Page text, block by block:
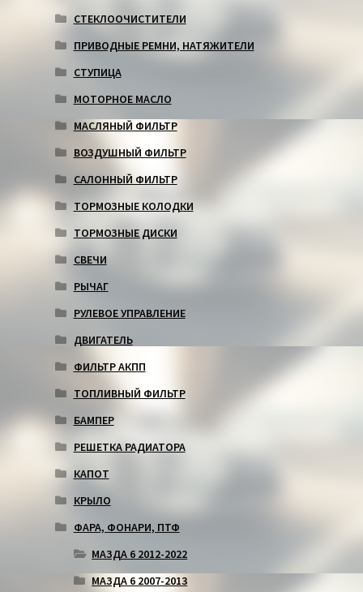
СТЕКЛООЧИСТИТЕЛИ
ПРИВОДНЫЕ РЕМНИ, НАТЯЖИТЕЛИ
СТУПИЦА
МОТОРНОЕ МАСЛО
МАСЛЯНЫЙ ФИЛЬТР
ВОЗДУШНЫЙ ФИЛЬТР
САЛОННЫЙ ФИЛЬТР
ТОРМОЗНЫЕ КОЛОДКИ
ТОРМОЗНЫЕ ДИСКИ
СВЕЧИ
РЫЧАГ
РУЛЕВОЕ УПРАВЛЕНИЕ
ДВИГАТЕЛЬ
ФИЛЬТР АКПП
ТОПЛИВНЫЙ ФИЛЬТР
БАМПЕР
РЕШЕТКА РАДИАТОРА
КАПОТ
КРЫЛО
ФАРА, ФОНАРИ, ПТФ
МАЗДА 6 2012-2022
МАЗДА 6 2007-2013